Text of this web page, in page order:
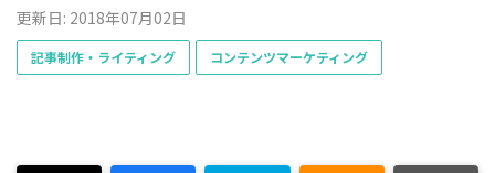
更新日: 2018年07月02日
記事制作・ライティング コンテンツマーケティング